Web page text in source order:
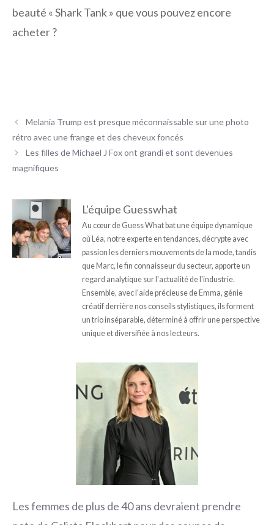
beauté « Shark Tank » que vous pouvez encore
acheter ?
Melania Trump est presque méconnaissable sur une photo
rétro avec une frange et des cheveux foncés
Les filles de Michael J Fox ont grandi et sont devenues
magnifiques
L'équipe Guesswhat
Au cœur de Guess What bat une équipe dynamique
où Léa, notre experte en tendances, décrypte avec
passion les derniers mouvements de la mode, tandis
que Marc, le fin connaisseur du secteur, apporte un
regard analytique sur l'actualité de l'industrie.
Ensemble, avec l'aide précieuse de Emma, génie
créatif derrière nos conseils stylistiques, ils forment
un trio inséparable, déterminé à offrir une perspective
unique et diversifiée à nos lecteurs.
Les femmes de plus de 40 ans devraient prendre